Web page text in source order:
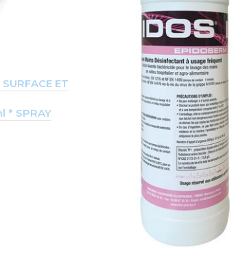
ET
* SPRAY